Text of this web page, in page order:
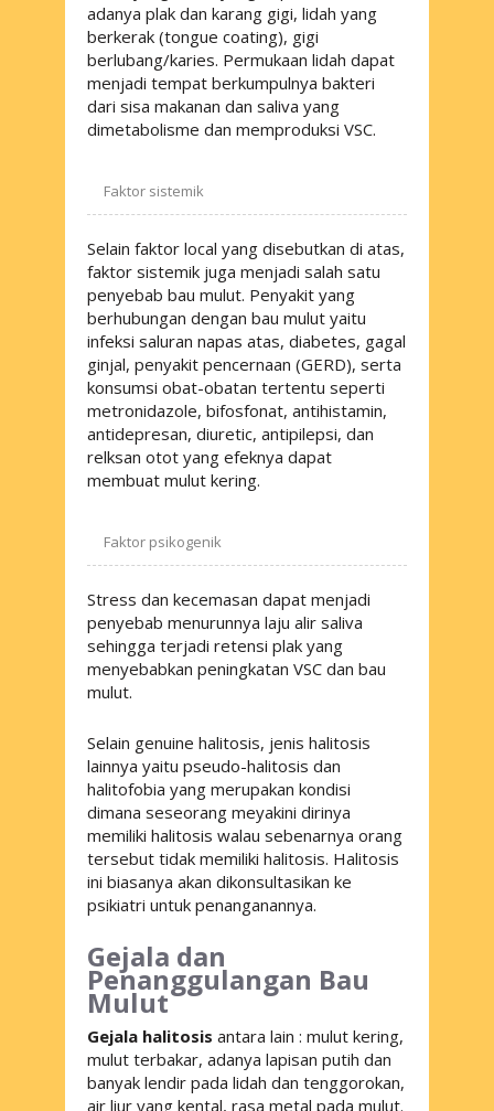
adanya plak dan karang gigi, lidah yang
berkerak (tongue coating), gigi
berlubang/karies. Permukaan lidah dapat
menjadi tempat berkumpulnya bakteri
dari sisa makanan dan saliva yang
dimetabolisme dan memproduksi VSC.
Faktor sistemik
Selain faktor local yang disebutkan di atas,
faktor sistemik juga menjadi salah satu
penyebab bau mulut. Penyakit yang
berhubungan dengan bau mulut yaitu
infeksi saluran napas atas, diabetes, gagal
ginjal, penyakit pencernaan (GERD), serta
konsumsi obat-obatan tertentu seperti
metronidazole, bifosfonat, antihistamin,
antidepresan, diuretic, antipilepsi, dan
relksan otot yang efeknya dapat
membuat mulut kering.
Faktor psikogenik
Stress dan kecemasan dapat menjadi
penyebab menurunnya laju alir saliva
sehingga terjadi retensi plak yang
menyebabkan peningkatan VSC dan bau
mulut.
Selain genuine halitosis, jenis halitosis
lainnya yaitu pseudo-halitosis dan
halitofobia yang merupakan kondisi
dimana seseorang meyakini dirinya
memiliki halitosis walau sebenarnya orang
tersebut tidak memiliki halitosis. Halitosis
ini biasanya akan dikonsultasikan ke
psikiatri untuk penanganannya.
Gejala dan
Penanggulangan Bau
Mulut
Gejala halitosis antara lain : mulut kering,
mulut terbakar, adanya lapisan putih dan
banyak lendir pada lidah dan tenggorokan,
air liur yang kental, rasa metal pada mulut.